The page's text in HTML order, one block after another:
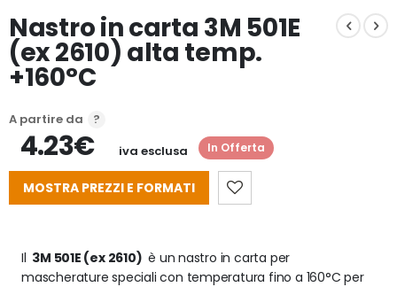
di
immagini
Nastro in carta 3M 501E
(ex 2610) alta temp.
+160°C
A partire da
4.23€ iva esclusa In Offerta
MOSTRA PREZZI E FORMATI
Il 3M 501E (ex 2610) è un nastro in carta per
mascherature speciali con temperatura fino a 160°C per